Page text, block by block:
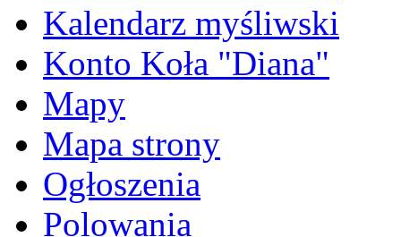
Kalendarz myśliwski
Konto Koła "Diana"
Mapy
Mapa strony
Ogłoszenia
Polowania